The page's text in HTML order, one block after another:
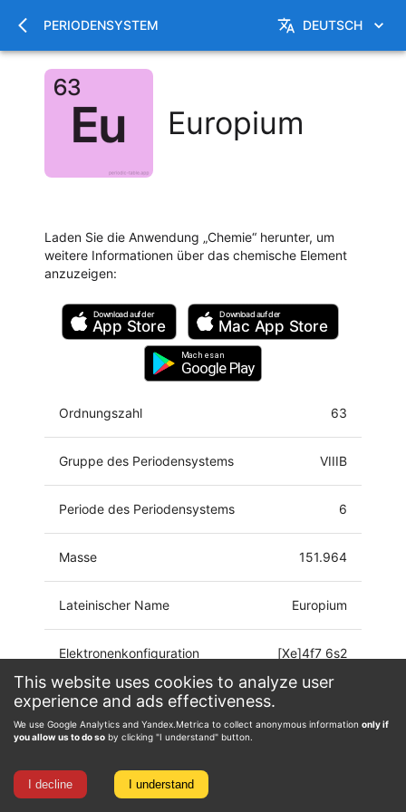
This website uses cookies to analyze user
experience and ads effectiveness.
We use Google Analytics and Yandex.Metrica to collect anonymous information only if
you allow us to do so by clicking "I understand" button.
I decline I understand
PERIODENSYSTEM DEUTSCH
Europium
Laden Sie die Anwendung „Chemie“ herunter, um
weitere Informationen über das chemische Element
anzuzeigen:
Download auf der
App Store
Download auf der
Mac App Store
Mach es an
Google Play
Ordnungszahl 63
Gruppe des Periodensystems VIIIB
Periode des Periodensystems 6
Masse 151.964
Lateinischer Name Europium
Elektronenkonfiguration [Xe]4f7 6s2
Oxidationsstufe